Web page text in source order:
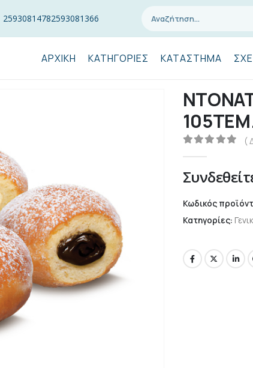
25930814782593081366
ΑΡΧΙΚΉ ΚΑΤΗΓΟΡΊΕΣ ΚΑΤΆΣΤΗΜΑ
(
Κωδικός
Κατηγορίες: